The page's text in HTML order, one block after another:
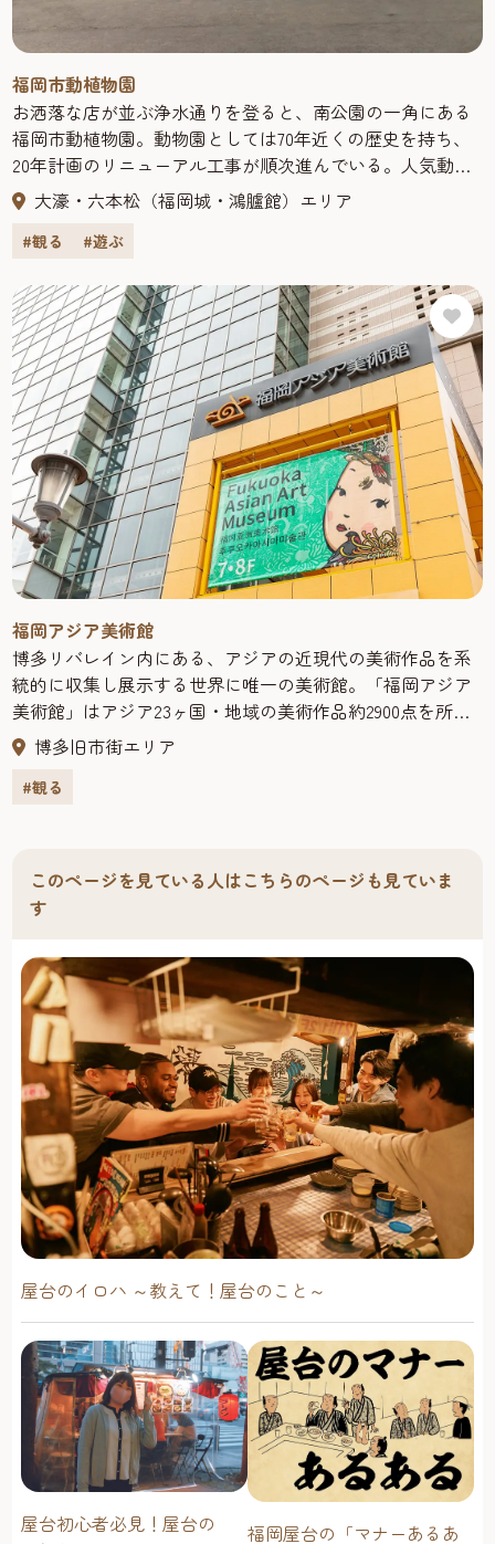
福岡市動植物園
お洒落な店が並ぶ浄水通りを登ると、南公園の一角にある
福岡市動植物園。動物園としては70年近くの歴史を持ち、
20年計画のリニューアル工事が順次進んでいる。人気動物
のキリンやサイをはじめ、国内では珍しいアラビアオリッ
クスなど、約110種類の動物を観察できる。また、植物園で
は珍しい熱帯の植物を展示する温室をはじめとして、バラ
2,600種の植物を観賞できる。動物園の観覧車からは福岡市
を一望できる。
大濠・六本松（福岡城・鴻臚館）エリア
#観る #遊ぶ
福岡アジア美術館
博多リバレイン内にある、アジアの近現代の美術作品を系
統的に収集し展示する世界に唯一の美術館。「福岡アジア
美術館」はアジア23ヶ国・地域の美術作品約2900点を所
蔵・展示。作品展示だけにとどまらず、アジアのアーティ
ストを招いての制作やワークショップなども行っていま
す。また、ミュージアムショップには、オリジナルグッズ
博多旧市街エリア
#観る
このページを見ている人はこちらのページも見ていま
す
屋台のイロハ ～教えて！屋台のこと～
屋台初心者必見！屋台の
福岡屋台の「マナーあるあ